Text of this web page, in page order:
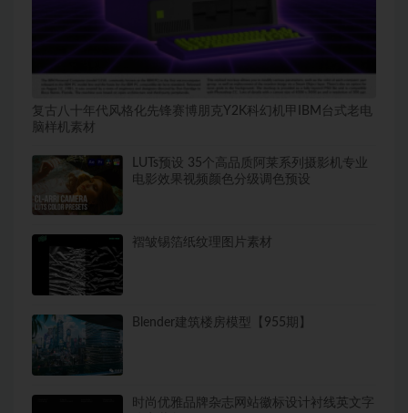
复古八十年代风格化先锋赛博朋克Y2K科幻机甲IBM台式老电
脑样机素材
LUTs预设 35个高品质阿莱系列摄影机专业
电影效果视频颜色分级调色预设
褶皱锡箔纸纹理图片素材
Blender建筑楼房模型【955期】
时尚优雅品牌杂志网站徽标设计衬线英文字